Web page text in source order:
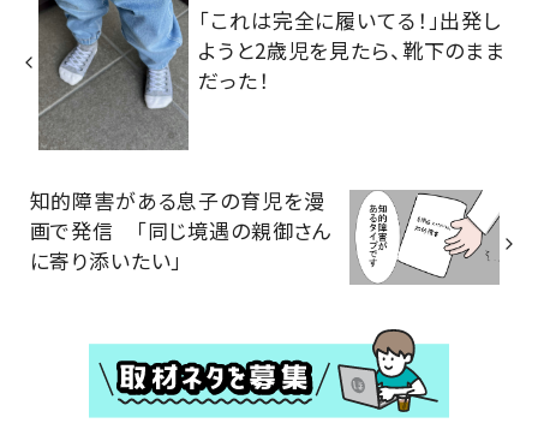
「これは完全に履いてる！」出発し
ようと2歳児を見たら、靴下のまま
だった！
知的障害がある息子の育児を漫
画で発信 「同じ境遇の親御さん
に寄り添いたい」